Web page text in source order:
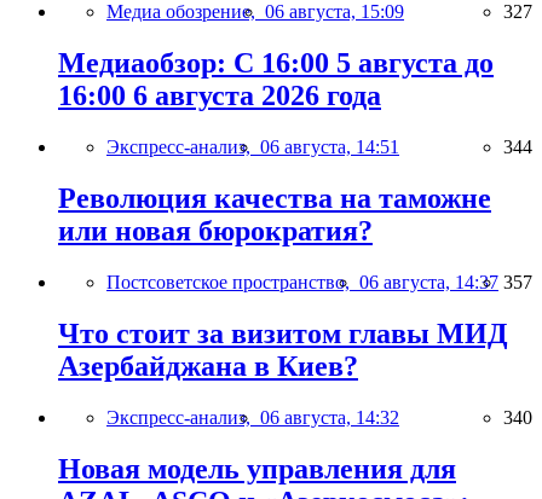
Медиа обозрение, 06 августа, 15:09 327
Медиаобзор: С 16:00 5 августа до
16:00 6 августа 2026 года
Экспресс-анализ, 06 августа, 14:51 344
Революция качества на таможне
или новая бюрократия?
Постсоветское пространство, 06 августа, 14:37 357
Что стоит за визитом главы МИД
Азербайджана в Киев?
Экспресс-анализ, 06 августа, 14:32 340
Новая модель управления для